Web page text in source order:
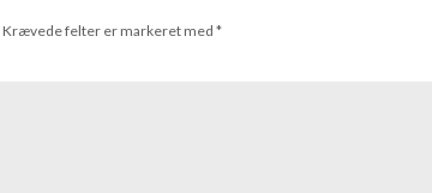
Krævede felter er markeret med *